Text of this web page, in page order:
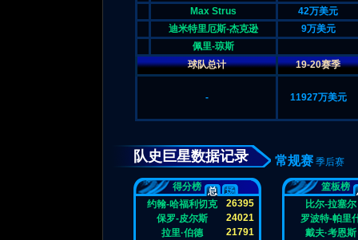
Max Strus
42万美元
迪米特里厄斯-杰克逊
9万美元
佩里-琼斯
球队总计
19-20赛季
- 11927万美元
队史巨星数据记录 常规赛 季后赛
得分榜 总
计
场
均
约翰-哈福利切克
26395
保罗-皮尔斯
24021
拉里·伯德
21791
篮板榜
比尔-拉塞尔
罗波特-帕里
戴夫·考恩斯